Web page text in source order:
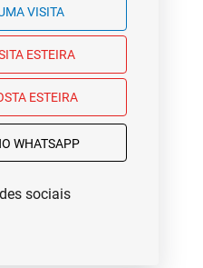
UMA VISITA
ESTEIRA
ESTEIRA
WHATSAPP
sociais